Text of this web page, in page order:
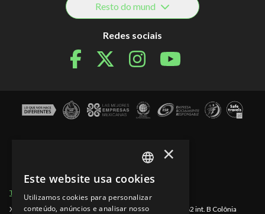
Resto do mund
Redes sociais
Termos de Uso Seções do site
Aviso de Privacidade
Xcaret - México, Rodovia Chetumal - Puerto Juárez km 282 int. B Colônia
SPANISH
×
Este website usa cookies
Utilizamos cookies para personalizar
conteúdo, anúncios e analisar nosso